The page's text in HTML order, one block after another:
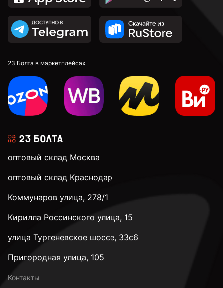
23 Болта в маркетплейсах
оптовый склад Москва
оптовый склад Краснодар
Коммунаров улица, 278/1
Кирилла Россинского улица, 15
улица Тургеневское шоссе, 33с6
Пригородная улица, 105
Контакты